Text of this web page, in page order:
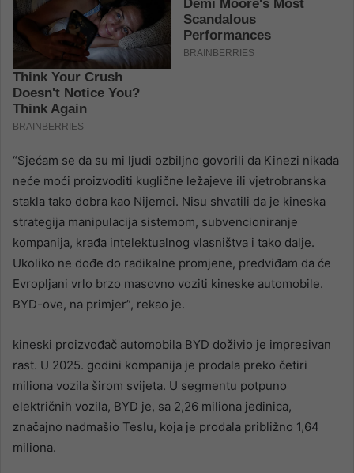
“Sjećam se da su mi ljudi ozbiljno govorili da Kinezi nikada
neće moći proizvoditi kuglične ležajeve ili vjetrobranska
stakla tako dobra kao Nijemci. Nisu shvatili da je kineska
strategija manipulacija sistemom, subvencioniranje
kompanija, krađa intelektualnog vlasništva i tako dalje.
Ukoliko ne dođe do radikalne promjene, predviđam da će
Evropljani vrlo brzo masovno voziti kineske automobile.
BYD-ove, na primjer”, rekao je.
kineski proizvođač automobila BYD doživio je impresivan
rast. U 2025. godini kompanija je prodala preko četiri
miliona vozila širom svijeta. U segmentu potpuno
električnih vozila, BYD je, sa 2,26 miliona jedinica,
značajno nadmašio Teslu, koja je prodala približno 1,64
miliona.